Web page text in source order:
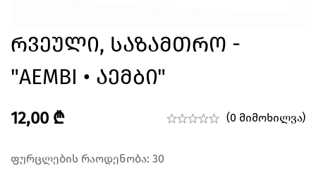
Რვეული, Საზამთრო -
"AEMBI • Აემბი"
12,00 ₾ (0 მიმოხილვა)
ფურცლების რაოდენობა: 30